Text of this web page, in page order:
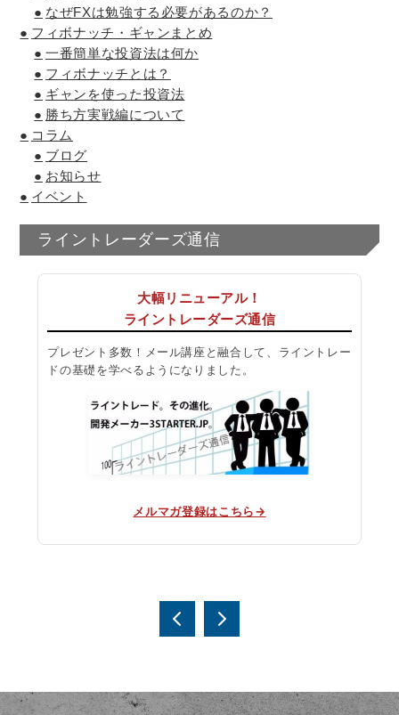
なぜFXは勉強する必要があるのか？
フィボナッチ・ギャンまとめ
一番簡単な投資法は何か
フィボナッチとは？
ギャンを使った投資法
勝ち方実戦編について
コラム
ブログ
お知らせ
イベント
ライントレーダーズ通信
大幅リニューアル！
ライントレーダーズ通信
プレゼント多数！メール講座と融合して、ライントレー
ドの基礎を学べるようになりました。
メルマガ登録はこちら→
ビ
如何
と鉄